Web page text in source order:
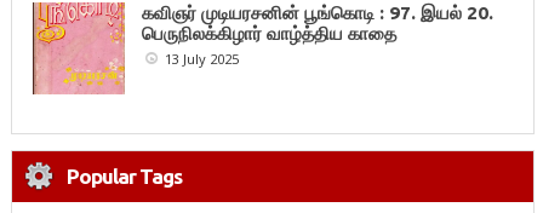
கவிஞர் முடியரசனின் பூங்கொடி : 97. இயல் 20.
பெருநிலக்கிழார் வாழ்த்திய காதை
13 July 2025
Popular Tags